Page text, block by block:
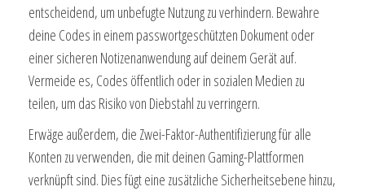
entscheidend, um unbefugte Nutzung zu verhindern. Bewahre
deine Codes in einem passwortgeschützten Dokument oder
einer sicheren Notizenanwendung auf deinem Gerät auf.
Vermeide es, Codes öffentlich oder in sozialen Medien zu
teilen, um das Risiko von Diebstahl zu verringern.
Erwäge außerdem, die Zwei-Faktor-Authentifizierung für alle
Konten zu verwenden, die mit deinen Gaming-Plattformen
verknüpft sind. Dies fügt eine zusätzliche Sicherheitsebene hinzu,